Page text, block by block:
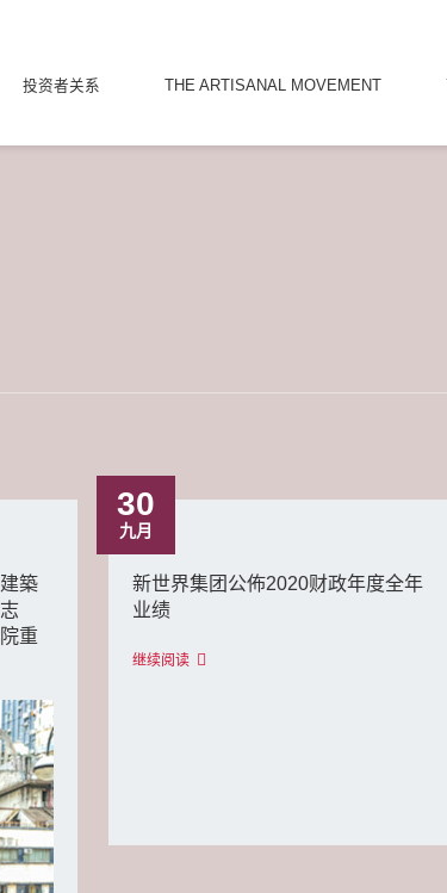
投资者关系 THE ARTISANAL MOVEMENT
築
重
30
九月
新世界集团公佈2020财政年度全年
业绩
继续阅读